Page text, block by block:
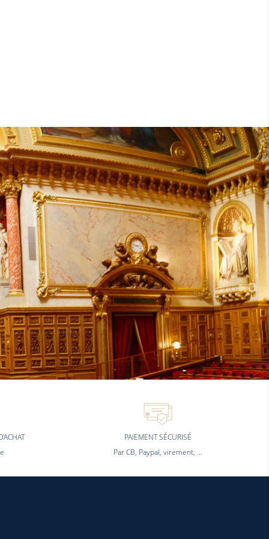
PAIEMENT SÉCURISÉ
Par CB, Paypal, virement, ...